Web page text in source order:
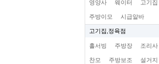
영양사 웨이터 고기집
주방이모 시급알바
고기집,정육점
홀서빙 주방장 조리사
찬모 주방보조 설거지